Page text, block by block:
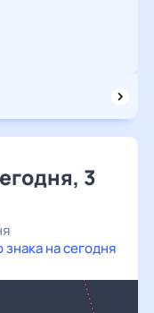
3
на сегодня